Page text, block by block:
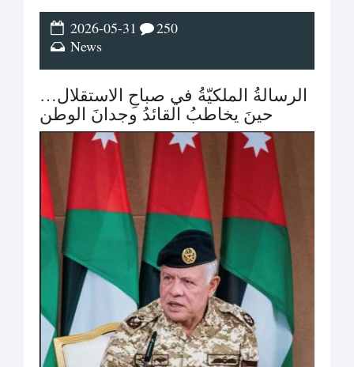
2026-05-31
News
250
الرسالةُ الملكيّةُ في صباحِ الاستقلال…
حينَ يخاطبُ القائدُ وجدانَ الوطن